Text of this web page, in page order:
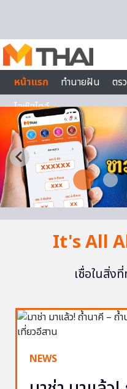
หน้าแรก
ทำนายฝัน ตร
ไลฟ์สไตล์
It's All
เชื่อในสิ่ง
NEWS